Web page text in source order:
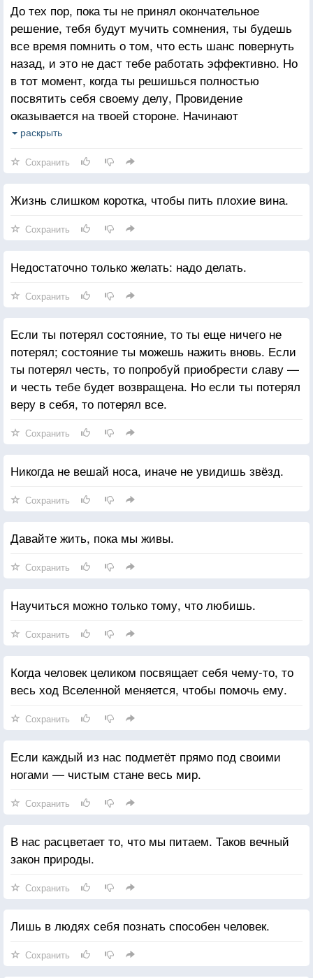
До тех пор, пока ты не принял окончательное
решение, тебя будут мучить сомнения, ты будешь
все время помнить о том, что есть шанс повернуть
назад, и это не даст тебе работать эффективно. Но
в тот момент, когда ты решишься полностью
посвятить себя своему делу, Провидение
оказывается на твоей стороне. Начинают
происходить такие вещи, которые не могли бы
ни был способен, о чем бы ты ни мечтал, начни
осуществлять это. Смелость придает человеку силу
и даже магическую власть. Решайся!
раскрыть
Сохранить
Жизнь слишком коротка, чтобы пить плохие вина.
Сохранить
Недостаточно только желать: надо делать.
Сохранить
Если ты потерял состояние, то ты еще ничего не
потерял; состояние ты можешь нажить вновь. Если
ты потерял честь, то попробуй приобрести славу —
и честь тебе будет возвращена. Но если ты потерял
веру в себя, то потерял все.
Сохранить
Никогда не вешай носа, иначе не увидишь звёзд.
Сохранить
Давайте жить, пока мы живы.
Сохранить
Научиться можно только тому, что любишь.
Сохранить
Когда человек целиком посвящает себя чему-то, то
весь ход Вселенной меняется, чтобы помочь ему.
Сохранить
Если каждый из нас подметёт прямо под своими
ногами — чистым стане весь мир.
Сохранить
В нас расцветает то, что мы питаем. Таков вечный
закон природы.
Сохранить
Лишь в людях себя познать способен человек.
Сохранить